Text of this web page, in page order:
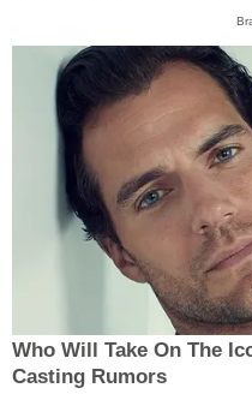
Who Will Take On The
Casting Rumors